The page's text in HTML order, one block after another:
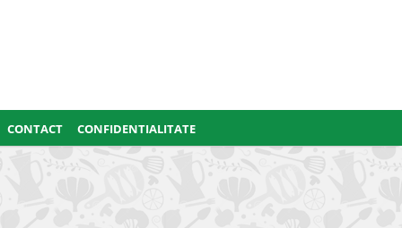
CONTACT CONFIDENTIALITATE